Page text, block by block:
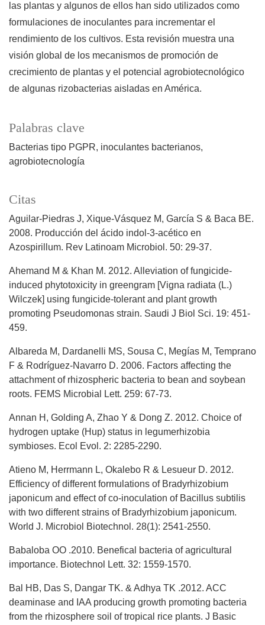
Palabras clave
Bacterias tipo PGPR inoculantes bacterianos
agrobiotecnología
las plantas y algunos de ellos han sido utilizados como
formulaciones de inoculantes para incrementar el
rendimiento de los cultivos. Esta revisión muestra una
visión global de los mecanismos de promoción de
crecimiento de plantas y el potencial agrobiotecnológico
de algunas rizobacterias aisladas en América.
Citas
Aguilar-Piedras J, Xique-Vásquez M, García S & Baca BE.
2008. Producción del ácido indol-3-acético en
Azospirillum. Rev Latinoam Microbiol. 50: 29-37.
Ahemand M & Khan M. 2012. Alleviation of fungicide-
induced phytotoxicity in greengram [Vigna radiata (L.)
Wilczek] using fungicide-tolerant and plant growth
promoting Pseudomonas strain. Saudi J Biol Sci. 19: 451-
459.
Albareda M, Dardanelli MS, Sousa C, Megías M, Temprano
F & Rodríguez-Navarro D. 2006. Factors affecting the
attachment of rhizospheric bacteria to bean and soybean
roots. FEMS Microbial Lett. 259: 67-73.
Annan H, Golding A, Zhao Y & Dong Z. 2012. Choice of
hydrogen uptake (Hup) status in legumerhizobia
symbioses. Ecol Evol. 2: 2285-2290.
Atieno M, Herrmann L, Okalebo R & Lesueur D. 2012.
Efficiency of different formulations of Bradyrhizobium
japonicum and effect of co-inoculation of Bacillus subtilis
with two different strains of Bradyrhizobium japonicum.
World J. Microbiol Biotechnol. 28(1): 2541-2550.
Babaloba OO .2010. Benefical bacteria of agricultural
importance. Biotechnol Lett. 32: 1559-1570.
Bal HB, Das S, Dangar TK. & Adhya TK .2012. ACC
deaminase and IAA producing growth promoting bacteria
from the rhizosphere soil of tropical rice plants. J Basic